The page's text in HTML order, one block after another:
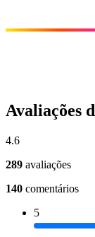
Avaliações
4.6
289 avaliações
140 comentários
5